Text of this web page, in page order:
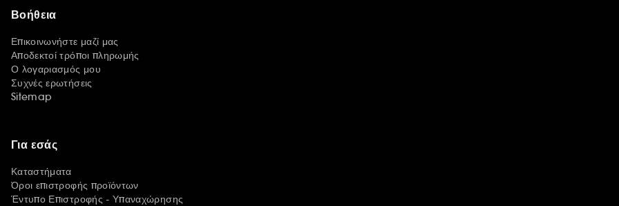
Βοήθεια
Επικοινωνήστε μαζί μας
Αποδεκτοί τρόποι πληρωμής
Ο λογαριασμός μου
Συχνές ερωτήσεις
Sitemap
Για εσάς
Καταστήματα
Όροι επιστροφής προϊόντων
Έντυπο Επιστροφής - Υπαναχώρησης